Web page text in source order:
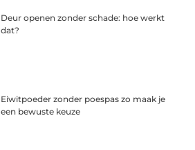
Deur openen zonder schade: hoe werkt
dat?
Eiwitpoeder zonder poespas zo maak je
een bewuste keuze